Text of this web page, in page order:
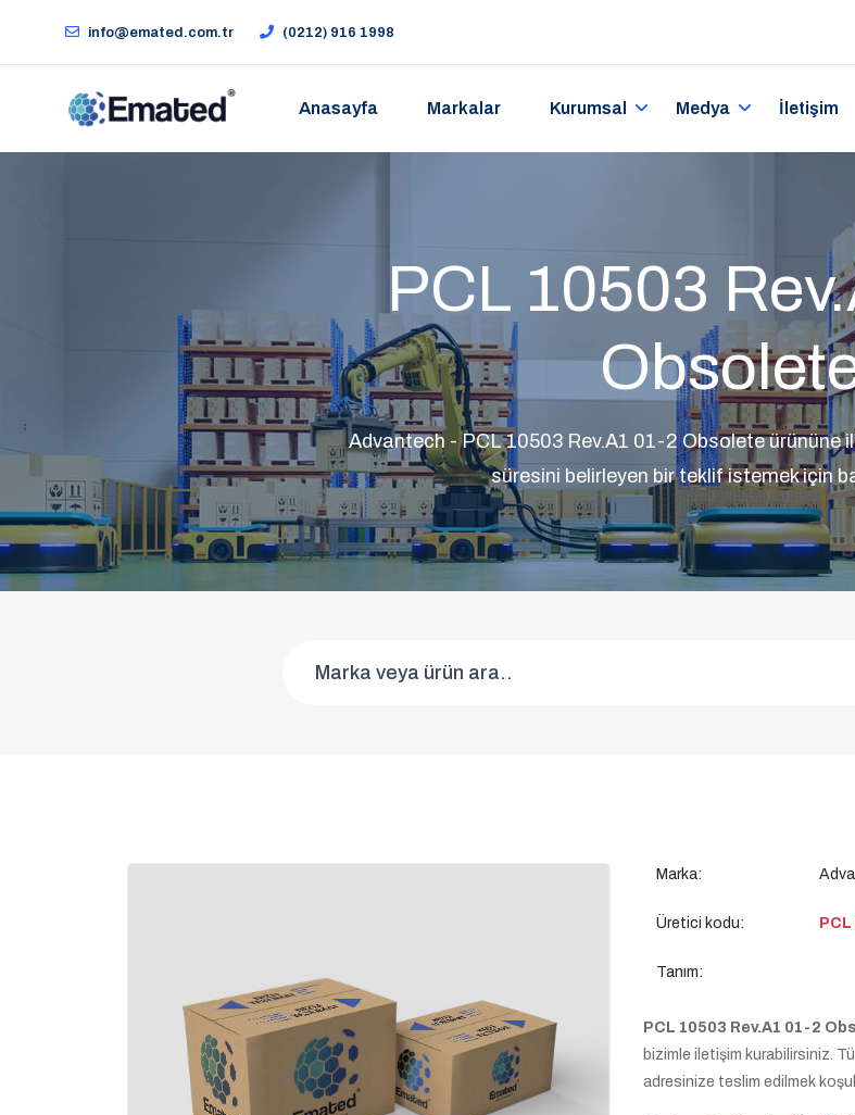
info@emated.com.tr (0212) 916 1998
Anasayfa Markalar Kurumsal Medya İletişim
PCL 10503
Advantech - PCL 10503 Rev.A1 01-2 Obsolete ürününe
süresini belirleyen bir teklif istemek için
Marka:
Üretici kodu:
Tanım:
PCL 10503 Rev.A1 01-2
bizimle iletişim kurabilirsiniz.
adresinize teslim edilmek